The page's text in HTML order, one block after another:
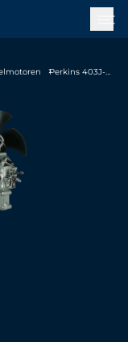
Perkins 403J-07